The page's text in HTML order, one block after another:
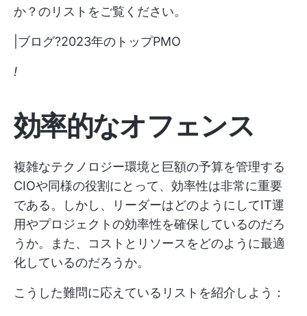
か？のリストをご覧ください。
|ブログ?2023年のトップPMO
!
効率的なオフェンス
複雑なテクノロジー環境と巨額の予算を管理する
CIOや同様の役割にとって、効率性は非常に重要
である。しかし、リーダーはどのようにしてIT運
用やプロジェクトの効率性を確保しているのだろ
うか。また、コストとリソースをどのように最適
化しているのだろうか。
こうした難問に応えているリストを紹介しよう：